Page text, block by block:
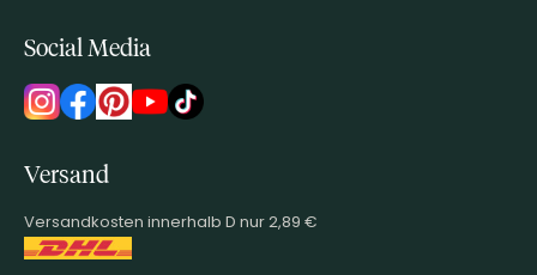
Social Media
Versand
Versandkosten innerhalb D nur 2,89 €